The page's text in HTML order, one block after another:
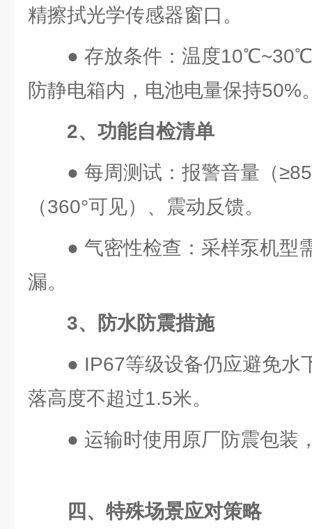
精擦拭光学传感器窗口。
● 存放条件：温度
防静电箱内，电池电量保持50%
2、功能自检清单
● 每周测试：报警音量（
（360°可见）、震动反馈。
● 气密性检查：采样泵机型
漏。
3、防水防震措施
● IP67等级设备仍应避免水
落高度不超过1.5米。
● 运输时使用原厂防震包装
四、特殊场景应对策略